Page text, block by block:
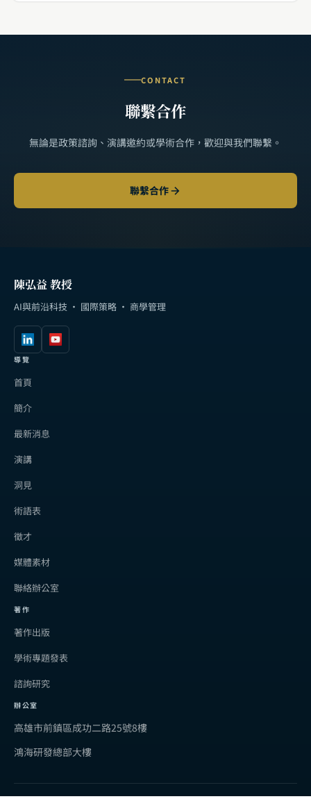
CONTACT
聯繫合作
無論是政策諮詢、演講邀約或學術合作，歡迎與我們聯繫。
聯繫合作
陳弘益 教授
AI與前沿科技 · 國際策略 · 商學管理
導覽
首頁
簡介
最新消息
演講
洞見
術語表
徵才
媒體素材
聯絡辦公室
著作
著作出版
學術專題發表
諮詢研究
辦公室
高雄市前鎮區成功二路25號8樓
鴻海研發總部大樓